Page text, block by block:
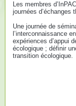
Les membres
journées d’échanges
Une journée de
l’interconnaissance
expériences d’appui
écologique ; définir
transition écologique.